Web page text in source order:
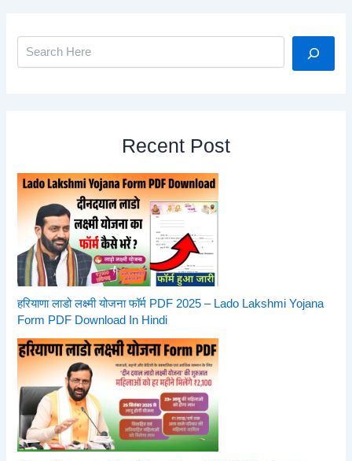
Recent Post
हरियाणा लाडो लक्ष्मी योजना फॉर्म PDF 2025 – Lado Lakshmi Yojana
Form PDF Download In Hindi